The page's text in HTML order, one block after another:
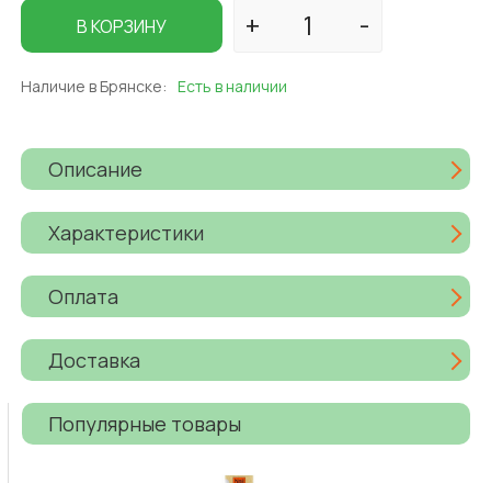
В КОРЗИНУ
Наличие в Брянске: Есть в наличии
Описание
Характеристики
Оплата
Доставка
Популярные товары